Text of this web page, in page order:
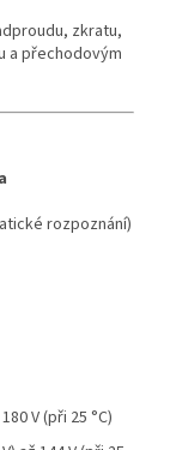
zkratu,
a přechodovým
rozpoznání)
V (při 25 °C)